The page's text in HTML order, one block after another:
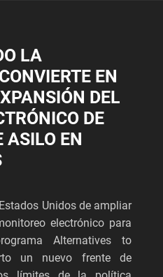
LA
EN
DEL
DE
ASILO EN
Unidos de ampliar
electrónico para
Alternatives to
un nuevo frente de